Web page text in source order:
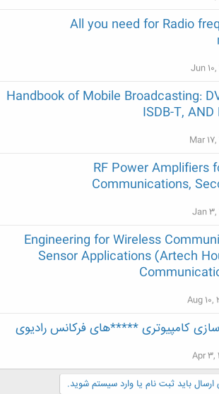
All you need for Radio
Jun 10,
Handbook of Mobile Broadcasting:
ISDB-T,
Mar
RF Power Amplifiers
Communications,
Jan 3,
Engineering for Wireless
Sensor Applications (Artech
Aug 10,
کامپیوتری *****های فرکانس رادیوی
Apr 3,
ارسال باید ثبت نام یا وارد سیستم شوید.